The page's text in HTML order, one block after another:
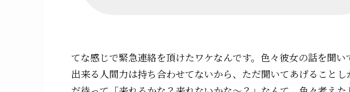
てな感じで緊急連絡を頂けたワケなんです。色々彼女の話を聞
出来る人間力は持ち合わせてないから、ただ聞いてあげること